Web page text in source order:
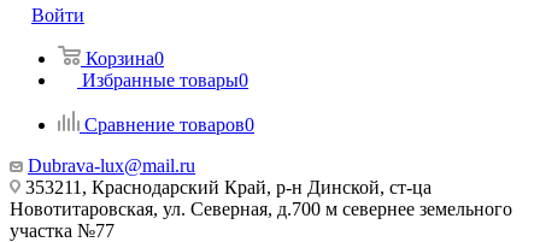
Войти
Корзина0
Избранные товары0
Сравнение товаров0
Dubrava-lux@mail.ru
353211, Краснодарский Край, р-н Динской, ст-ца
Новотитаровская, ул. Северная, д.700 м севернее земельного
участка №77